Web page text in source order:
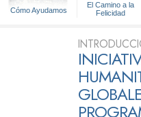
Cómo Ayudamos
El Camino a la
Felicidad